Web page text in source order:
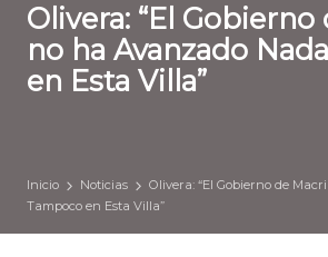
Olivera: “El Gobierno
no ha Avanzado
en Esta Villa”
Inicio Noticias
Olivera: “El Gobierno de
Tampoco en Esta Villa”